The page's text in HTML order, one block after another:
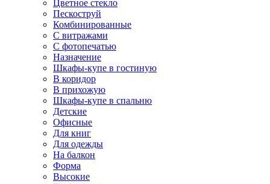
Цветное стекло
Пескоструй
Комбинированные
С витражами
С фотопечатью
Назначение
Шкафы-купе в гостиную
В коридор
В прихожую
Шкафы-купе в спальню
Детские
Офисные
Для книг
Для одежды
На балкон
Форма
Высокие